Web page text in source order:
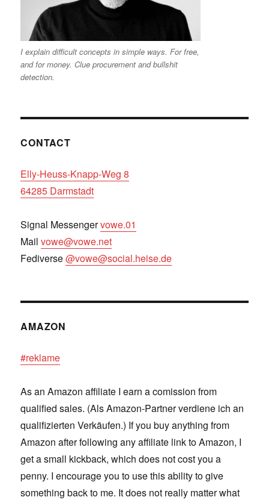
I explain difficult concepts in simple ways. For free,
and for money. Clue procurement and bullshit
detection.
CONTACT
Elly-Heuss-Knapp-Weg 8
64285 Darmstadt
Signal Messengervowe.01
Mailvowe@vowe.net
Fediverse@vowe@social.heise.de
AMAZON
#reklame
As an Amazon affiliate I earn a comission from
qualified sales. (Als Amazon-Partner verdiene ich an
qualifizierten Verkäufen.) If you buy anything from
Amazon after following any affiliate link to Amazon, I
get a small kickback, which does not cost you a
penny. I encourage you to use this ability to give
something back to me. It does not really matter what